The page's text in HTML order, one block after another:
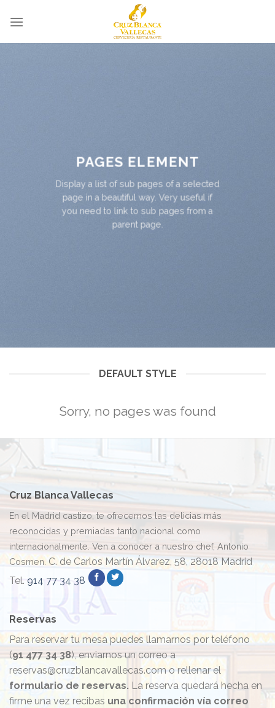
PAGES ELEMENT
Display a list of sub pages of a selected
page in a beautiful way. Very useful if
you need to link to sub pages from a
parent page.
DEFAULT STYLE
Sorry, no pages was found
Cruz Blanca Vallecas
En el Madrid castizo, te ofrecemos las delicias más
reconocidas y premiadas tanto nacional como
internacionalmente. Ven a conocer a nuestro chef, Antonio
Cosmen. C. de Carlos Martín Álvarez, 58, 28018 Madrid
Tel. 914 77 34 38
Reservas
Para reservar tu mesa puedes llamarnos por teléfono
(91 477 34 38), enviarnos un correo a
reservas@cruzblancavallecas.com o rellenar el
formulario de reservas. La reserva quedará hecha en
firme una vez recibas una confirmación vía correo